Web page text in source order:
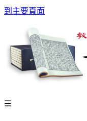
到主要頁面
☰